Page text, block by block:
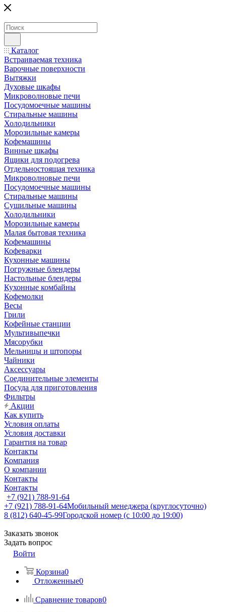
Каталог
Встраиваемая техника
Варочные поверхности
Вытяжки
Духовые шкафы
Микроволновые печи
Посудомоечные машины
Стиральные машины
Холодильники
Морозильные камеры
Кофемашины
Винные шкафы
Ящики для подогрева
Отдельностоящая техника
Микроволновые печи
Посудомоечные машины
Стиральные машины
Сушильные машины
Холодильники
Морозильные камеры
Малая бытовая техника
Кофемашины
Кофеварки
Кухонные машины
Погружные блендеры
Настольные блендеры
Кухонные комбайны
Кофемолки
Весы
Грили
Кофейные станции
Мультивыпечки
Мясорубки
Мельницы и штопоры
Чайники
Аксессуары
Соединительные элементы
Посуда для приготовления
Фильтры
Акции
Как купить
Условия оплаты
Условия доставки
Гарантия на товар
Контакты
Компания
О компании
Контакты
Контакты
+7 (921) 788-91-64
+7 (921) 788-91-64Мобильный менеджера (круглосуточно)
8 (812) 640-45-99Городской номер (с 10:00 до 19:00)
Заказать звонок
Задать вопрос
Войти
Корзина0
Отложенные0
Сравнение товаров0